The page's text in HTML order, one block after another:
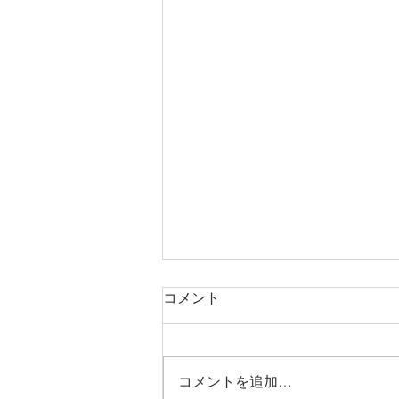
【MEO導入事例】名古屋 日
県名古屋市西区那古野１丁目３６
コメント
コメントを追加…